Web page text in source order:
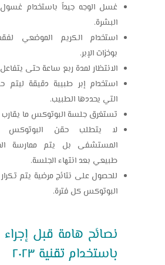
غسل الوجه جيداً باستخدام
البشرة.
استخدام الكريم الموضعي
بوخزات الإبر.
الانتظار لمدة ربع ساعة حتى يتفاعل
استخدام إبر طبيبة دقيقة ليتم
التي يحددها الطبيب.
تستغرق جلسة البوتوكس ما
لا يتطلب حقن البوتوكس
المستشفى بل يتم ممارسة
طبيعي بعد انتهاء الجلسة.
للحصول على نتائج مرضية يتم
البوتوكس كل فترة.
نصائح هامة قبل
باستخدام تقنية ٢٠٢٣